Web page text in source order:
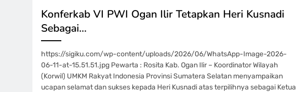
Konferkab VI PWI Ogan Ilir Tetapkan Heri Kusnadi
Sebagai…
https://sigiku.com/wp-content/uploads/2026/06/WhatsApp-Image-2026-
06-11-at-15.51.51.jpg Pewarta : Rosita Kab. Ogan Ilir – Koordinator Wilayah
(Korwil) UMKM Rakyat Indonesia Provinsi Sumatera Selatan menyampaikan
ucapan selamat dan sukses kepada Heri Kusnadi atas terpilihnya sebagai Ketua